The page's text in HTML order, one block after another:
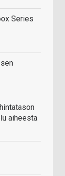
Series
aiheesta